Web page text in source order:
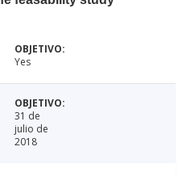
Yes
31 de
julio de
2018